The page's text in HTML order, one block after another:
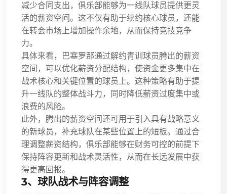
减少合同支出，俱乐部能够为一线队球员提供更灵
活的薪资空间。这不仅有助于续约核心球员，还能
在转会市场上增加操作余地，从而保持竞技竞争
力。
具体来看，巴塞罗那通过解约青训球员腾出的薪资
空间，可以优化薪资分配结构，使资金更多集中在
战术核心和关键位置的球员上。这种策略有助于提
升一线队的整体战斗力，同时降低薪资过度集中或
浪费的风险。
此外，腾出的薪资空间还可用于引入具有战略意义
的新球员，补充球队在某些位置上的短板。通过合
理调整薪资结构，俱乐部能够在财务可控的前提下
保持阵容更新和战术灵活性，从而在长远发展中获
得更高回报。
3、球队战术与阵容调整